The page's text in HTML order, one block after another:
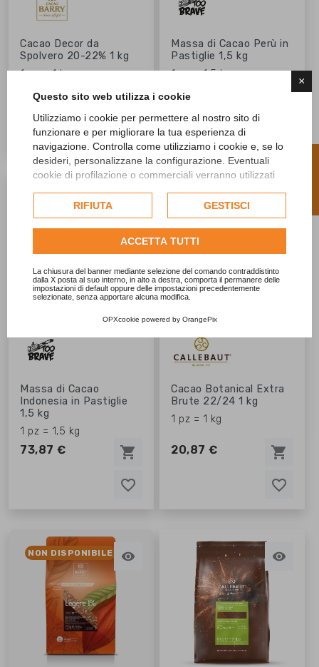
×
Questo sito web utilizza i cookie
Utilizziamo i cookie per permettere al nostro sito di
funzionare e per migliorare la tua esperienza di
navigazione. Controlla come utilizziamo i cookie e, se lo
desideri, personalizzane la configurazione. Eventuali
cookie di profilazione o commerciali verranno utilizzati
dell'utente e, se consentito, potrebbero essere utilizzati
per personalizzare gli annunci pubblicitari. Per ulteriori
informazioni su come Google utilizza i dati raccolti,
politica sulla privacy di Google
Consulta l'informativa cookie completa.
RIFIUTA GESTISCI
ACCETTA TUTTI
La chiusura del banner mediante selezione del comando contraddistinto
dalla X posta al suo interno, in alto a destra, comporta il permanere delle
impostazioni di default oppure delle impostazioni precedentemente
selezionate, senza apportare alcuna modifica.
OPXcookie powered by OrangePix
favorite_border
favorite_border
Cacao Decor da
Spolvero 20-22% 1 kg
1 pz = 1 kg
27,73 €
shopping_cart
Massa di Cacao Perù in
Pastiglie 1,5 kg
1 pz = 1,5 kg
73,87 €
favorite_border
favorite_border
Massa di Cacao
Indonesia in Pastiglie
1,5 kg
1 pz = 1,5 kg
73,87 € shopping_cart
favorite_border
favorite_border
Cacao Botanical Extra
Brute 22/24 1 kg
1 pz = 1 kg
20,87 € shopping_cart
NON DISPONIBILE  